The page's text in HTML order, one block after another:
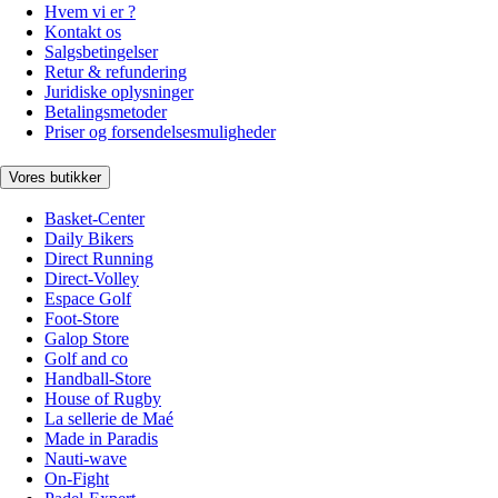
Hvem vi er ?
Kontakt os
Salgsbetingelser
Retur & refundering
Juridiske oplysninger
Betalingsmetoder
Priser og forsendelsesmuligheder
Vores butikker
Basket-Center
Daily Bikers
Direct Running
Direct-Volley
Espace Golf
Foot-Store
Galop Store
Golf and co
Handball-Store
House of Rugby
La sellerie de Maé
Made in Paradis
Nauti-wave
On-Fight